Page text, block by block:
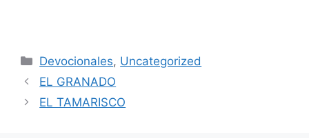
Devocionales, Uncategorized
EL GRANADO
EL TAMARISCO